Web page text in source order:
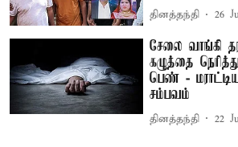
தினத்தந்தி 26
சேலை வாங்கி
கழுத்தை
பெண் -
சம்பவம்
தினத்தந்தி 22